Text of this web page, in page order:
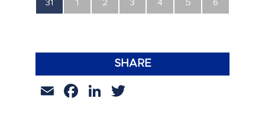
0
esemény,
31
0
esemény,
1
0
esemény,
2
0
esemény,
3
0
esemény,
4
0
esemény,
5
0
esemény,
6
SHARE
EmailFacebook
LinkedIn